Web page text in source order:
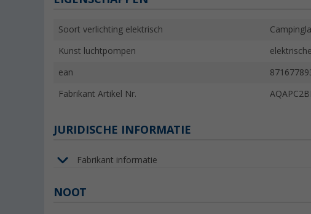
Soort verlichting elektrisch
Kunst luchtpompen
ean
Fabrikant Artikel Nr.
JURIDISCHE INFORMATIE
Fabrikant informatie
NOOT